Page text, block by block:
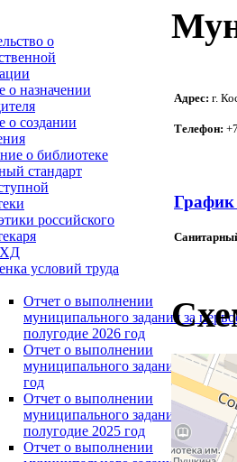
о
о назначении
о создании
о библиотеке
стандарт
российского
условий труда
Отчет о выполнении
муниципального задания за
полугодие 2026 год
Отчет о выполнении
муниципального задания за 2025
год
Отчет о выполнении
муниципального задания за
полугодие 2025 год
Отчет о выполнении
Адрес: г.
Телефон: